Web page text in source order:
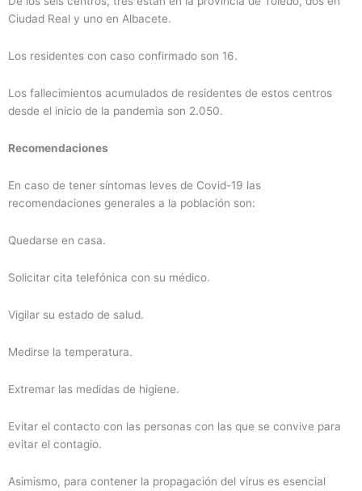
Ciudad Real y uno en Albacete.
Los residentes con caso confirmado son 16.
Los fallecimientos acumulados de residentes de estos centros
desde el inicio de la pandemia son 2.050.
Recomendaciones
En caso de tener síntomas leves de Covid-19 las
recomendaciones generales a la población son:
Quedarse en casa.
Solicitar cita telefónica con su médico.
Vigilar su estado de salud.
Medirse la temperatura.
Extremar las medidas de higiene.
Evitar el contacto con las personas con las que se convive para
evitar el contagio.
Asimismo, para contener la propagación del virus es esencial